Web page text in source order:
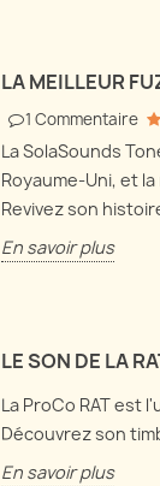
LA MEILLEUR
1 Commentaire
La SolaSounds
Royaume-Uni, et
Revivez son
En savoir plus
LE SON DE LA
La ProCo RAT est
Découvrez son
En savoir plus